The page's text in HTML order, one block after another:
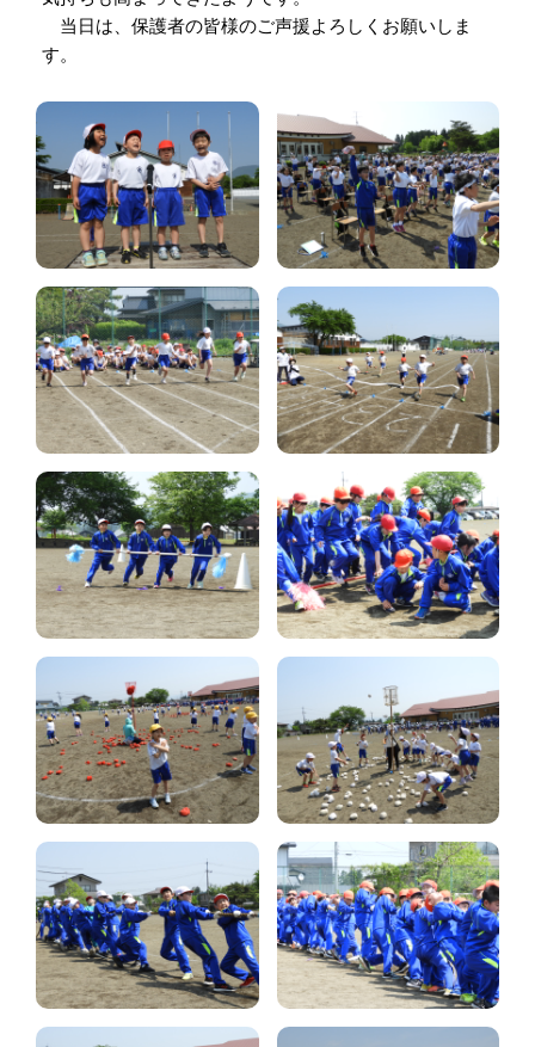
当日は、保護者の皆様のご声援よろしくお願いしま
す。